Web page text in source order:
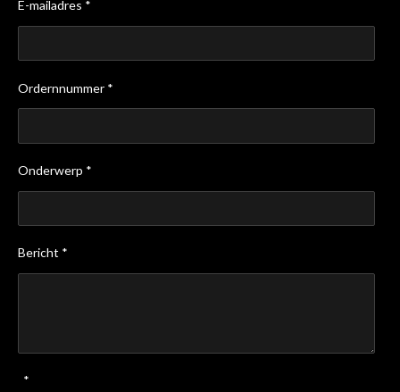
E-mailadres *
Ordernnummer *
Onderwerp *
Bericht *
*